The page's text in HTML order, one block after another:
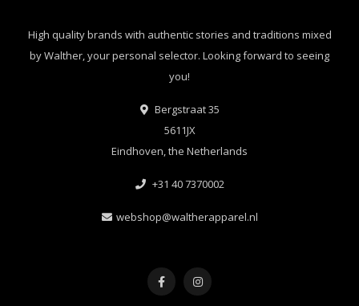
High quality brands with authentic stories and traditions mixed
by Walther, your personal selector. Looking forward to seeing
you!
Bergstraat 35
5611JX
Eindhoven, the Netherlands
+31 40 7370002
webshop@waltherapparel.nl